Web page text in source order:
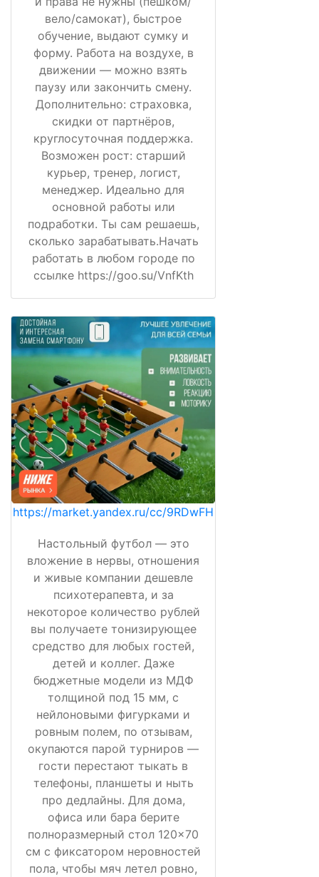
вело/самокат), быстрое
обучение, выдают сумку и
форму. Работа на воздухе, в
движении — можно взять
паузу или закончить смену.
Дополнительно: страховка,
скидки от партнёров,
круглосуточная поддержка.
Возможен рост: старший
курьер, тренер, логист,
менеджер. Идеально для
основной работы или
подработки. Ты сам решаешь,
сколько зарабатывать.Начать
работать в любом городе по
ссылке https://goo.su/VnfKth
https://market.yandex.ru/cc/9RDwFH
Настольный футбол — это
вложение в нервы, отношения
и живые компании дешевле
психотерапевта, и за
некоторое количество рублей
вы получаете тонизирующее
средство для любых гостей,
детей и коллег. Даже
бюджетные модели из МДФ
толщиной под 15 мм, с
нейлоновыми фигурками и
ровным полем, по отзывам,
окупаются парой турниров —
гости перестают тыкать в
телефоны, планшеты и ныть
про дедлайны. Для дома,
офиса или бара берите
полноразмерный стол 120×70
см с фиксатором неровностей
пола, чтобы мяч летел ровно,